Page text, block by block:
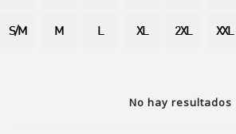
No hay resultados
S/M M L XL 2XL XXL